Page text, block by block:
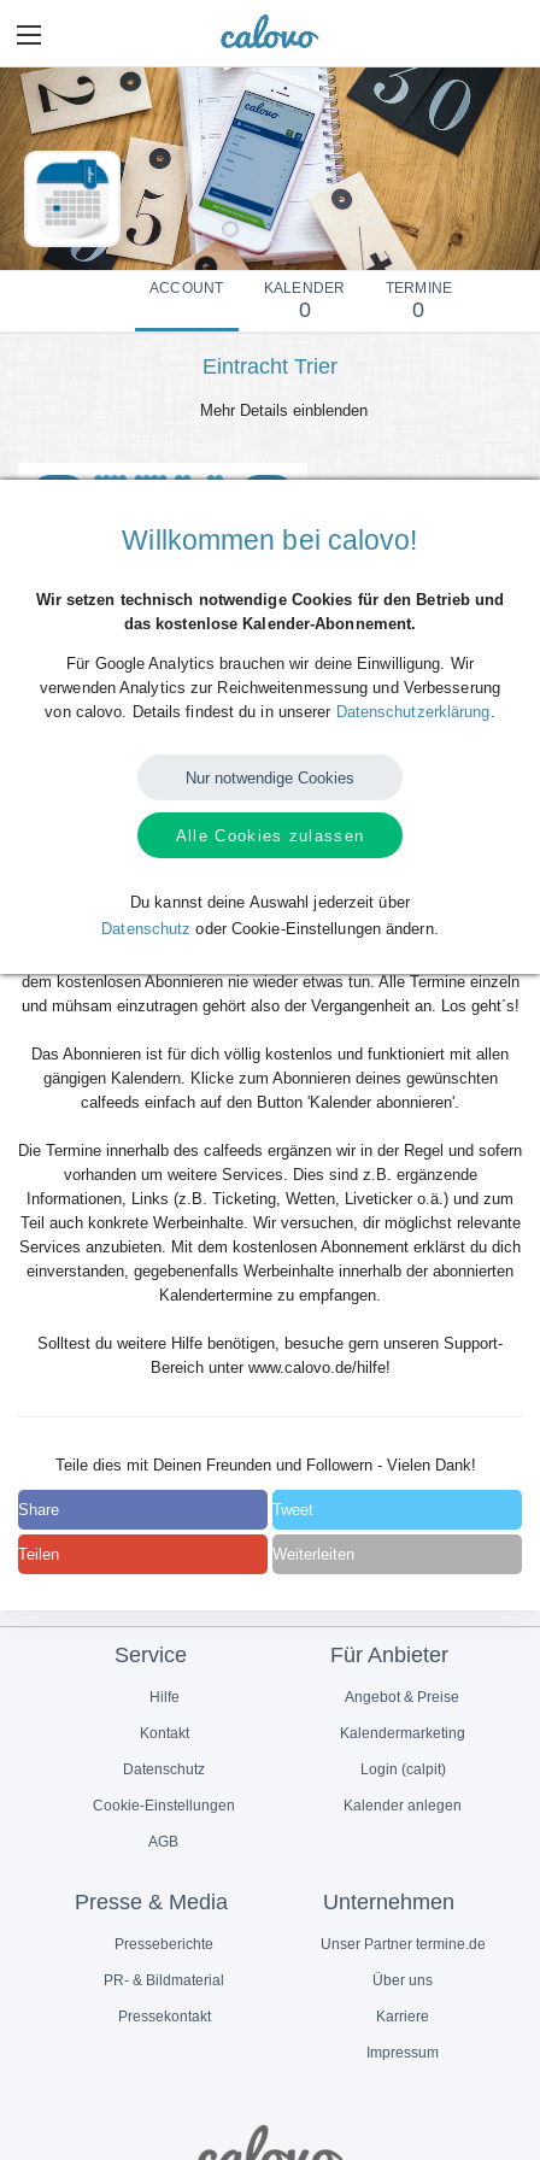
ACCOUNT KALENDER
0
TERMINE
0
Eintracht Trier
Mehr Details einblenden
Du willst alle Spieltermine von Eintracht Trier direkt als Terminserie -
'calfeed' - in deinen persönlichen Kalender auf dem Smartphone, Tablet
oder Desktop-PC integrieren? Kein Problem mit den kostenlosen
Das Beste daran: sobald neue Spieltermine angelegt oder geändert
dem kostenlosen Abonnieren nie wieder etwas tun. Alle Termine einzeln
und mühsam einzutragen gehört also der Vergangenheit an. Los geht´s!
Das Abonnieren ist für dich völlig kostenlos und funktioniert mit allen
gängigen Kalendern. Klicke zum Abonnieren deines gewünschten
calfeeds einfach auf den Button 'Kalender abonnieren'.
Die Termine innerhalb des calfeeds ergänzen wir in der Regel und sofern
vorhanden um weitere Services. Dies sind z.B. ergänzende
Informationen, Links (z.B. Ticketing, Wetten, Liveticker o.ä.) und zum
Teil auch konkrete Werbeinhalte. Wir versuchen, dir möglichst relevante
Services anzubieten. Mit dem kostenlosen Abonnement erklärst du dich
einverstanden, gegebenenfalls Werbeinhalte innerhalb der abonnierten
Kalendertermine zu empfangen.
Solltest du weitere Hilfe benötigen, besuche gern unseren Support-
Bereich unter www.calovo.de/hilfe!
Teile dies mit Deinen Freunden und Followern - Vielen Dank!
Share Tweet
Teilen Weiterleiten
Service
Hilfe
Kontakt
Datenschutz
Cookie-Einstellungen
AGB
Für Anbieter
Angebot & Preise
Kalendermarketing
Login (calpit)
Kalender anlegen
Presse & Media
Presseberichte
PR- & Bildmaterial
Pressekontakt
Unternehmen
Unser Partner termine.de
Über uns
Karriere
Impressum
Willkommen bei calovo!
Wir setzen technisch notwendige Cookies für den Betrieb und
das kostenlose Kalender-Abonnement.
Für Google Analytics brauchen wir deine Einwilligung. Wir
verwenden Analytics zur Reichweitenmessung und Verbesserung
von calovo. Details findest du in unserer Datenschutzerklärung
Nur notwendige Cookies
Alle Cookies zulassen
Du kannst deine Auswahl jederzeit über
Datenschutz oder Cookie-Einstellungen ändern.